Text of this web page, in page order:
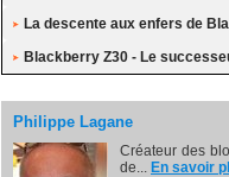
La descente aux enfers de
Blackberry Z30 - Le
Philippe Lagane
Créateur des
de... En savoir